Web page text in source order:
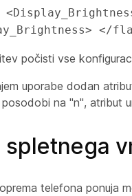
</
počisti vse
uporabe dodan
posodobi na "n", atribut
spletnega
telefona ponuja